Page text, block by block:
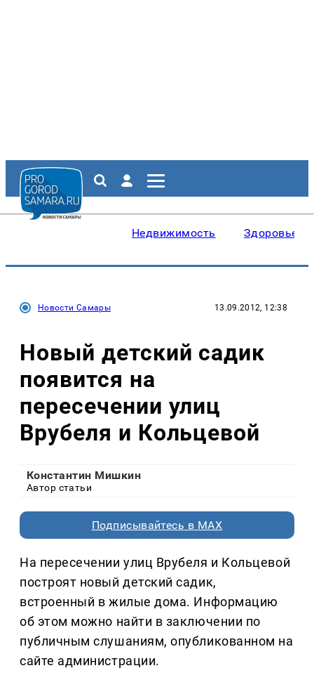
Недвижимость Здоровье
Новости Самары 13.09.2012, 12:38
Новый детский садик
появится на
пересечении улиц
Врубеля и Кольцевой
Константин Мишкин
Автор статьи
Подписывайтесь в MAX
На пересечении улиц Врубеля и Кольцевой
построят новый детский садик,
встроенный в жилые дома. Информацию
об этом можно найти в заключении по
публичным слушаниям, опубликованном на
сайте администрации.